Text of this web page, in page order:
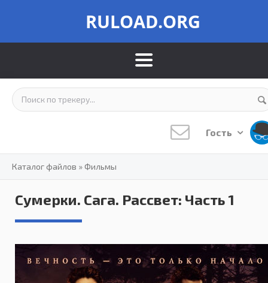
RULOAD.ORG
Гость
Каталог файлов »Фильмы
Сумерки. Сага. Рассвет: Часть 1